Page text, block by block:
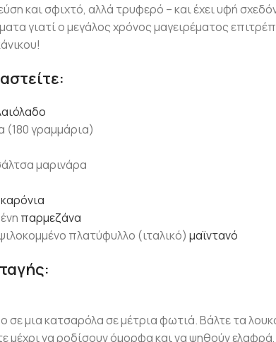
και σφιχτό, αλλά τρυφερό – και έχει υφή
γιατί ο μεγάλος χρόνος μαγειρέματος
(180 γραμμάρια)
μαρινάρα
παρμεζάνα
πλατύφυλλο (ιταλικό) μαϊντανό
σε μια κατσαρόλα σε μέτρια φωτιά. Βάλτε τα
μέχρι να ροδίσουν όμορφα και να ψηθούν